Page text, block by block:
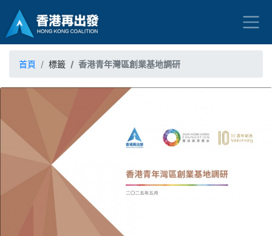
首頁 標籤 香港青年灣區創業基地調研